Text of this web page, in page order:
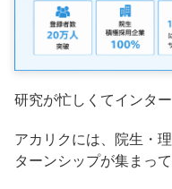
研究が忙しくてインタ
アカリクには、院生・
ターンシップが集まって